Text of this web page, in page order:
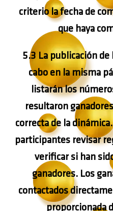
criterio la fecha de
que haya
5.3 La publicación de
cabo en la misma
listarán los
resultaron
correcta de la
participantes revisar
verificar si han
ganadores. Los
contactados
proporcionada